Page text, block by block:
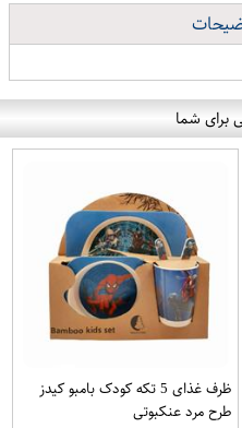
برای شما
ظرف غذای 5 تکه کودک بامبو کیدز
طرح مرد عنکبوتی